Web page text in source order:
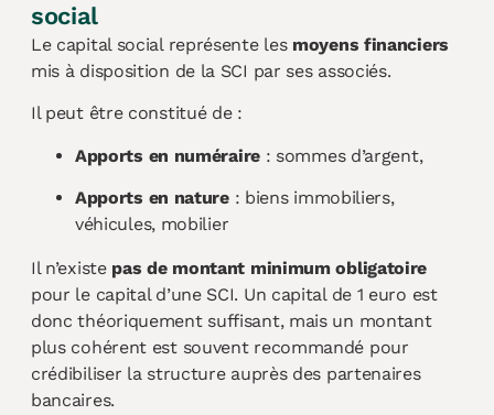
social
Le capital social représente les moyens financiers
mis à disposition de la SCI par ses associés.
Il peut être constitué de :
Apports en numéraire: sommes d’argent,
Apports en nature: biens immobiliers,
véhicules, mobilier
Il n’existe pas de montant minimum obligatoire
pour le capital d’une SCI. Un capital de 1 euro est
donc théoriquement suffisant, mais un montant
plus cohérent est souvent recommandé pour
crédibiliser la structure auprès des partenaires
bancaires.